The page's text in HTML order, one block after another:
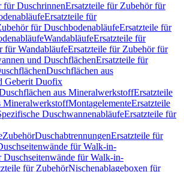
für DuschrinnenErsatzteile für Zubehör für
Ersatzteile für
für DuschbodenabläufeErsatzteile für
WandabläufeErsatzteile für
für WandabläufeErsatzteile für Zubehör für
und DuschflächenErsatzteile für
Duschflächen aus
Geberit Duofix
aus MineralwerkstoffErsatzteile
MineralwerkstoffMontagelementeErsatzteile
DuschwannenabläufeErsatzteile für
ZubehörDuschabtrennungenErsatzteile für
für Walk-in-
Duschseitenwände für Walk-in-
für ZubehörNischenablageboxen für